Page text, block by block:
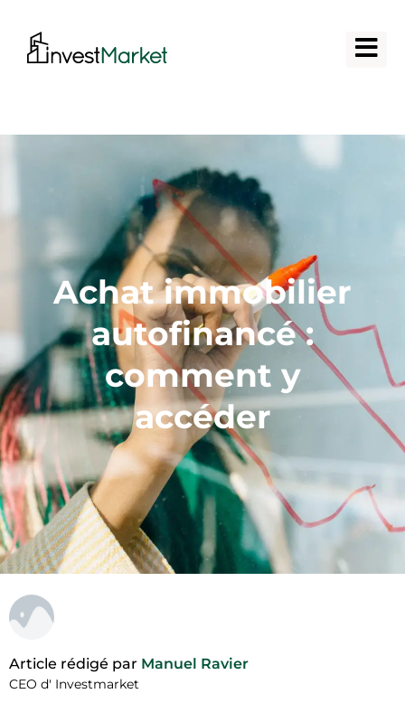
Achat immobilier
autofinancé :
comment y
accéder
Article rédigé par Manuel Ravier
CEO d' Investmarket